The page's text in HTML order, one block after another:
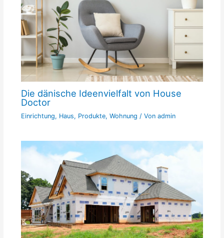
Die dänische Ideenvielfalt von House
Doctor
Einrichtung, Haus, Produkte, Wohnung / Von admin